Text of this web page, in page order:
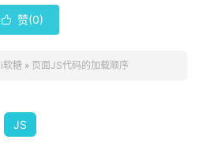
 赞(0)
i软糖 » 页面JS代码的加载顺序
JS